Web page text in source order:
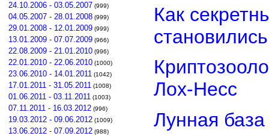
24.10.2006 - 03.05.2007 (999)
04.05.2007 - 28.01.2008 (999)
29.01.2008 - 12.01.2009 (999)
13.01.2009 - 07.07.2009 (966)
22.08.2009 - 21.01.2010 (996)
22.01.2010 - 22.06.2010 (1000)
23.06.2010 - 14.01.2011 (1042)
17.01.2011 - 31.05.2011 (1008)
01.06.2011 - 03.11.2011 (1003)
07.11.2011 - 16.03.2012 (996)
19.03.2012 - 09.06.2012 (1009)
13.06.2012 - 07.09.2012 (988)
Как
Лох-Несс
Лунная